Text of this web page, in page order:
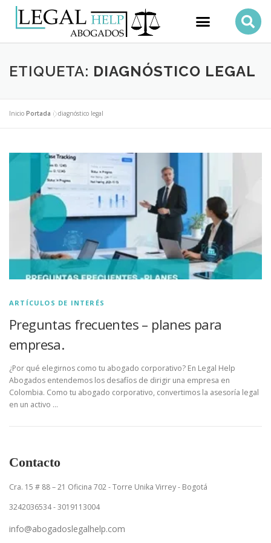
ETIQUETA: DIAGNÓSTICO LEGAL
Inicio Portada »diagnóstico legal
ARTÍCULOS DE INTERÉS
Preguntas frecuentes – planes para
empresa.
¿Por qué elegirnos como tu abogado corporativo? En Legal Help
Abogados entendemos los desafíos de dirigir una empresa en
Colombia. Como tu abogado corporativo, convertimos la asesoría legal
en un activo …
Contacto
Cra. 15 # 88 – 21 Oficina 702 - Torre Unika Virrey - Bogotá
3242036534 - 3019113004
info@abogadoslegalhelp.com